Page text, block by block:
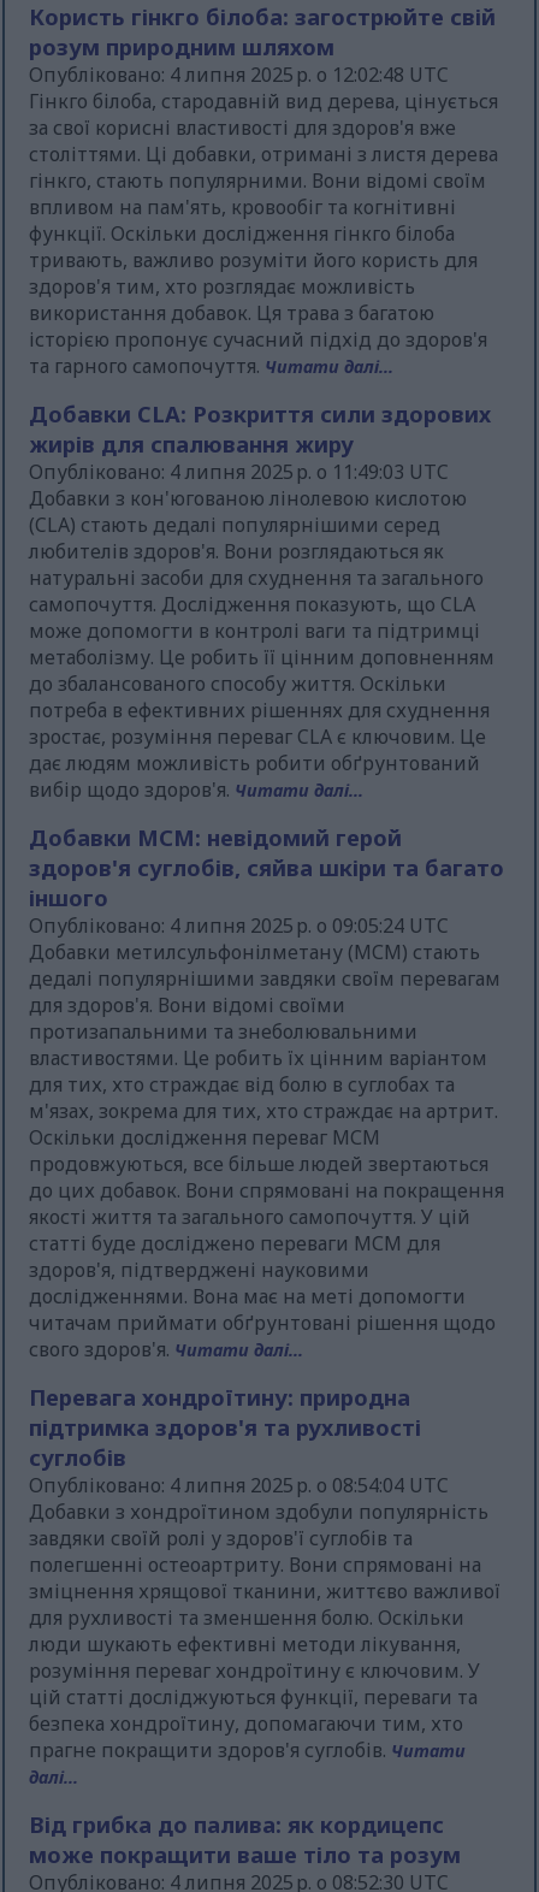
Користь гінкго білоба: загострюйте свій
розум природним шляхом
Опубліковано: 4 липня 2025 р. о 12:02:48 UTC
Гінкго білоба, стародавній вид дерева, цінується
за свої корисні властивості для здоров'я вже
століттями. Ці добавки, отримані з листя дерева
гінкго, стають популярними. Вони відомі своїм
впливом на пам'ять, кровообіг та когнітивні
функції. Оскільки дослідження гінкго білоба
тривають, важливо розуміти його користь для
здоров'я тим, хто розглядає можливість
використання добавок. Ця трава з багатою
історією пропонує сучасний підхід до здоров'я
та гарного самопочуття. Читати далі...
Добавки CLA: Розкриття сили здорових
жирів для спалювання жиру
Опубліковано: 4 липня 2025 р. о 11:49:03 UTC
Добавки з кон'югованою лінолевою кислотою
(CLA) стають дедалі популярнішими серед
любителів здоров'я. Вони розглядаються як
натуральні засоби для схуднення та загального
самопочуття. Дослідження показують, що CLA
може допомогти в контролі ваги та підтримці
метаболізму. Це робить її цінним доповненням
до збалансованого способу життя. Оскільки
потреба в ефективних рішеннях для схуднення
зростає, розуміння переваг CLA є ключовим. Це
дає людям можливість робити обґрунтований
вибір щодо здоров'я. Читати далі...
Добавки МСМ: невідомий герой
здоров'я суглобів, сяйва шкіри та багато
іншого
Опубліковано: 4 липня 2025 р. о 09:05:24 UTC
Добавки метилсульфонілметану (МСМ) стають
дедалі популярнішими завдяки своїм перевагам
для здоров'я. Вони відомі своїми
протизапальними та знеболювальними
властивостями. Це робить їх цінним варіантом
для тих, хто страждає від болю в суглобах та
м'язах, зокрема для тих, хто страждає на артрит.
Оскільки дослідження переваг МСМ
продовжуються, все більше людей звертаються
до цих добавок. Вони спрямовані на покращення
якості життя та загального самопочуття. У цій
статті буде досліджено переваги МСМ для
здоров'я, підтверджені науковими
дослідженнями. Вона має на меті допомогти
читачам приймати обґрунтовані рішення щодо
свого здоров'я. Читати далі...
Перевага хондроїтину: природна
підтримка здоров'я та рухливості
суглобів
Опубліковано: 4 липня 2025 р. о 08:54:04 UTC
Добавки з хондроїтином здобули популярність
завдяки своїй ролі у здоров'ї суглобів та
полегшенні остеоартриту. Вони спрямовані на
зміцнення хрящової тканини, життєво важливої
для рухливості та зменшення болю. Оскільки
люди шукають ефективні методи лікування,
розуміння переваг хондроїтину є ключовим. У
цій статті досліджуються функції, переваги та
безпека хондроїтину, допомагаючи тим, хто
прагне покращити здоров'я суглобів. Читати
далі...
Від грибка до палива: як кордицепс
може покращити ваше тіло та розум
Опубліковано: 4 липня 2025 р. о 08:52:30 UTC